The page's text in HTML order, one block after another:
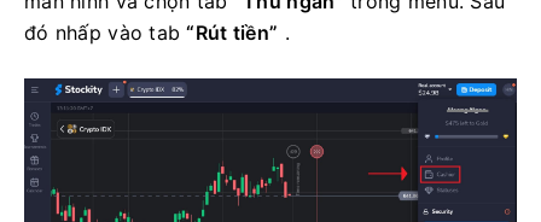
đó nhấp vào tab“Rút tiền” .